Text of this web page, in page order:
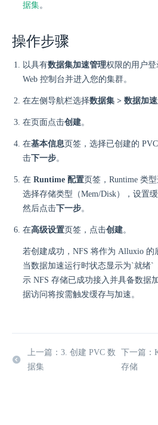
据集。
操作步骤
以具有数据集加速管理权限的用户登
Web 控制台并进入您的集群。
在左侧导航栏选择数据集 > 数据加
在页面点击创建。
在基本信息页签，选择已创建的
击下一步。
在 Runtime 配置页签，Runtime 类
选择存储类型（Mem/Disk），设置
然后点击下一步。
在高级设置页签，点击创建。
若创建成功，NFS 将作为 Alluxio 的
当数据加速运行时状态显示为`就绪`
示 NFS 存储已成功接入并具备数据
据访问将按需触发缓存与加速。
上一篇：3. 创建 PVC 数
据集
下一篇：
存储